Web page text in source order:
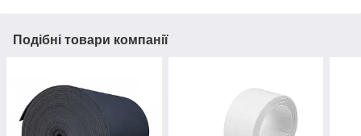
Подібні товари компанії